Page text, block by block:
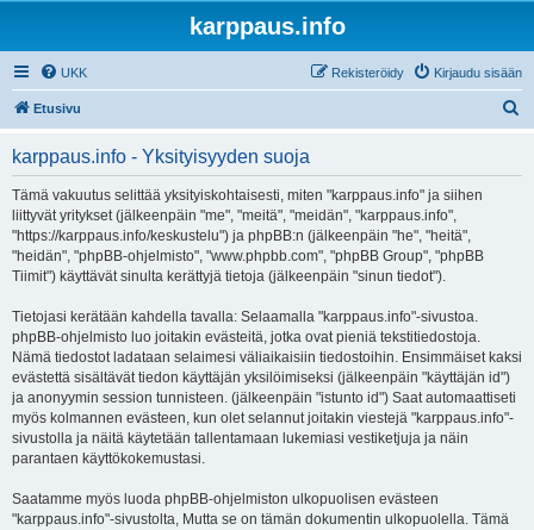
karppaus.info
UKK Kirjaudu sisään
Rekisteröidy
Etusivu
karppaus.info - Yksityisyyden suoja
Tämä vakuutus selittää yksityiskohtaisesti, miten "karppaus.info" ja siihen
liittyvät yritykset (jälkeenpäin "me", "meitä", "meidän", "karppaus.info",
"https://karppaus.info/keskustelu") ja phpBB:n (jälkeenpäin "he", "heitä",
"heidän", "phpBB-ohjelmisto", "www.phpbb.com", "phpBB Group", "phpBB
Tiimit") käyttävät sinulta kerättyjä tietoja (jälkeenpäin "sinun tiedot").
Tietojasi kerätään kahdella tavalla: Selaamalla "karppaus.info"-sivustoa.
phpBB-ohjelmisto luo joitakin evästeitä, jotka ovat pieniä tekstitiedostoja.
Nämä tiedostot ladataan selaimesi väliaikaisiin tiedostoihin. Ensimmäiset kaksi
evästettä sisältävät tiedon käyttäjän yksilöimiseksi (jälkeenpäin "käyttäjän id")
ja anonyymin session tunnisteen. (jälkeenpäin "istunto id") Saat automaattiseti
myös kolmannen evästeen, kun olet selannut joitakin viestejä "karppaus.info"-
sivustolla ja näitä käytetään tallentamaan lukemiasi vestiketjuja ja näin
parantaen käyttökokemustasi.
Saatamme myös luoda phpBB-ohjelmiston ulkopuolisen evästeen
"karppaus.info"-sivustolta, Mutta se on tämän dokumentin ulkopuolella. Tämä